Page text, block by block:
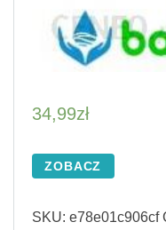
34,99zł
ZOBACZ
SKU: e78e01c906cf